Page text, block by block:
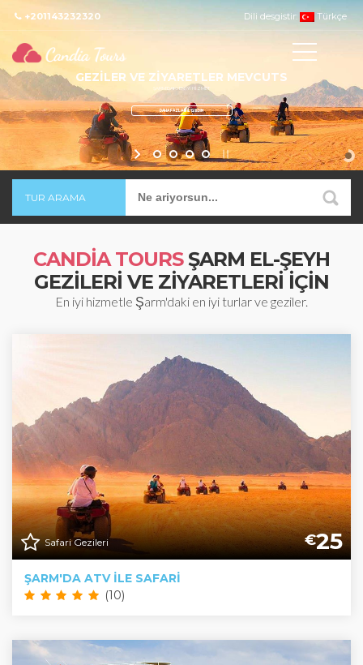
+201143232320 Dili desgistir: Türkçe
TUR ARAMA
CANDIA TOURSŞARM EL-ŞEYH
GEZILERI VE ZIYARETLERI IÇIN
En iyi hizmetle Şarm'daki en iyi turlar ve geziler.
Safari Gezileri €25
ŞARM'DA ATV ILE SAFARI
(10)